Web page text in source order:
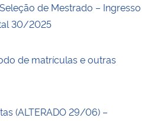
de Mestrado – Ingresso
30/2025
de matrículas e outras
(ALTERADO 29/06) –